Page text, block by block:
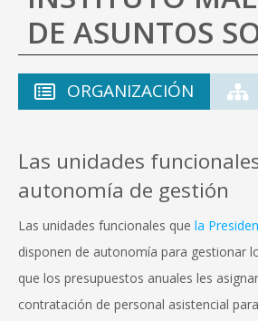
DE ASUNTOS
ORGANIZACIÓN
Las unidades
autonomía de gestión
Las unidades funcionales que la
disponen de autonomía para gestionar
que los presupuestos anuales les
contratación de personal asistencial